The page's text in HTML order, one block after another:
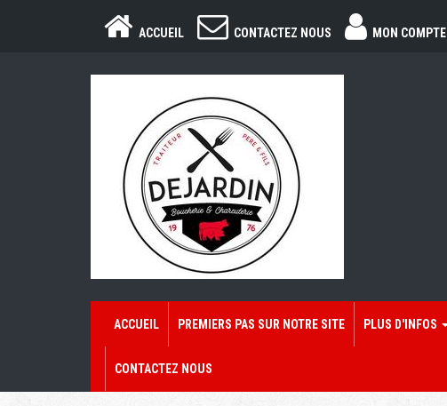
ACCUEIL CONTACTEZ NOUS MON COMPTE
ACCUEIL PREMIERS PAS SUR NOTRE SITE PLUS D'INFOS
CONTACTEZ NOUS